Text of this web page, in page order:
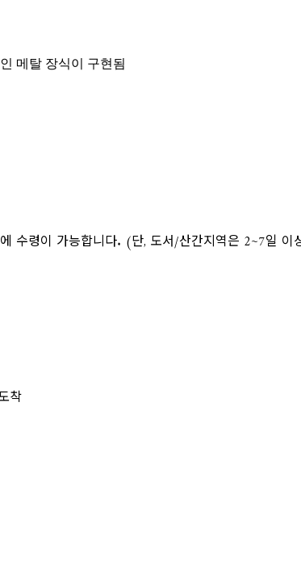
메탈 장식이 구현됨
수령이 가능합니다. (단, 도서/산간지역은 2~7일 이
착